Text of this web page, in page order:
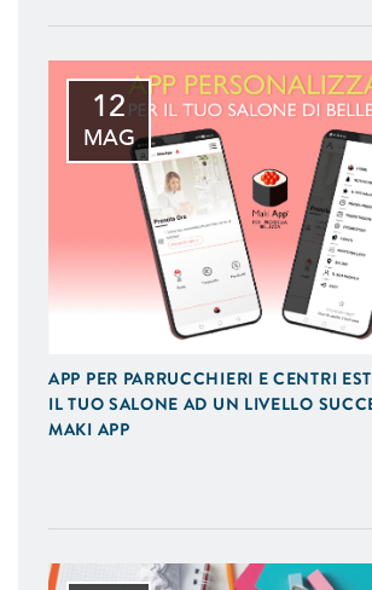
12
MAG
APP PER PARRUCCHIERI E CENTRI
IL TUO SALONE AD UN LIVELLO
MAKI APP